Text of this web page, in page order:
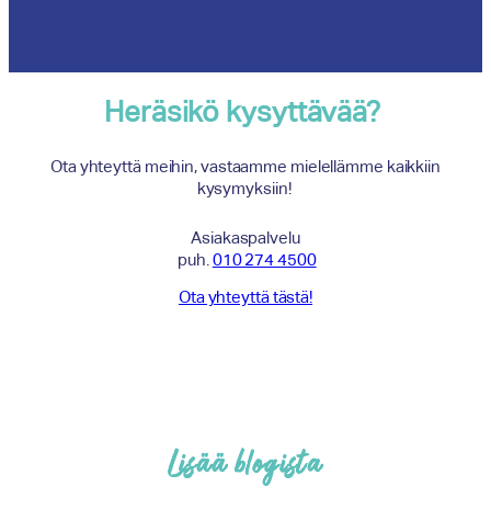
Heräsikö kysyttävää?
Ota yhteyttä meihin, vastaamme mielellämme kaikkiin
kysymyksiin!
Asiakaspalvelu
puh. 010 274 4500
Ota yhteyttä tästä!
Lisää blogista